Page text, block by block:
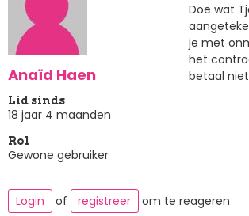
Anaïd Haen
Lid sinds
18 jaar 4 maanden
Rol
Gewone gebruiker
Doe wat
je met
het
betaal
Login of registreer om te reageren